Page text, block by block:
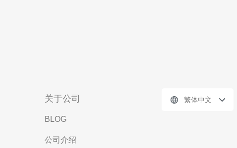
关于公司
BLOG
公司介绍
繁体中文